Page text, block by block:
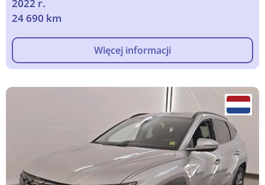
2022 г.
24 690 km
Więcej informacji